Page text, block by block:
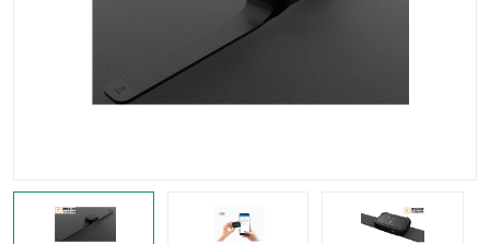
人机交互实验室
神经营销与消费行为实验